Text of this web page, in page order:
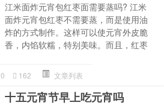
江米面炸元宵包红枣面需要蒸吗? 江米
面炸元宵包红枣不需要蒸，而是使用油
炸的方式制作。这样可以使元宵外皮脆
香，内馅软糯，特别美味。而且，红枣
0 162 文章列表
十五元宵节早上吃元宵吗